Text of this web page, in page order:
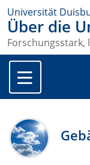
Universität
Über die
Forschungsstark,